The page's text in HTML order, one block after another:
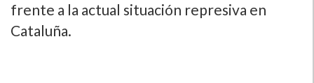
frente a la actual situación represiva en
Cataluña.